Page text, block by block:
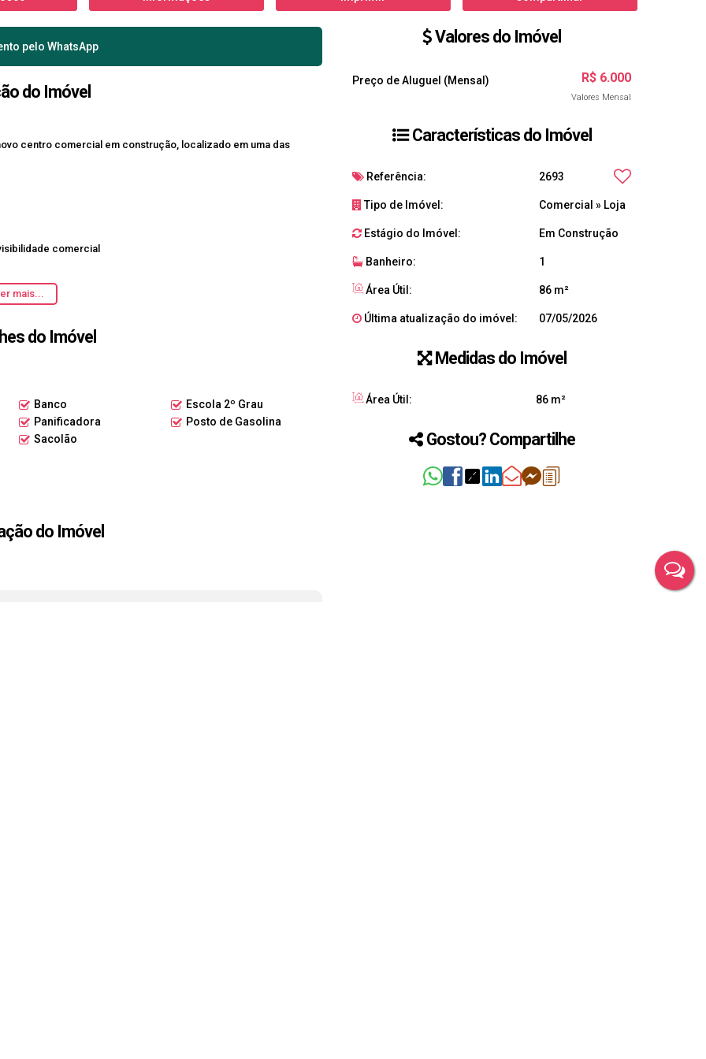
pelo WhatsApp
do Imóvel
centro comercial em construção, localizado em uma das
comercial
o seu negócio e oferecer conforto aos seus clientes.
mais...
do Imóvel
Banco
Escola 2º Grau
Panificadora
Posto de Gasolina
Sacolão
do Imóvel
Valores do Imóvel
R$ 6.000
Preço de Aluguel (Mensal)
Valores Mensal
Características do Imóvel
Referência: 2693
Tipo de Imóvel: Comercial » Loja
Estágio do Imóvel: Em Construção
Banheiro: 1
Área Útil: 86 m²
Última atualização do imóvel: 07/05/2026
Medidas do Imóvel
Área Útil: 86 m²
Gostou? Compartilhe